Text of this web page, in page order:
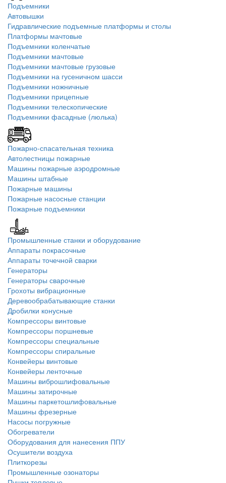
Подъемники
Автовышки
Гидравлические подъемные платформы и столы
Платформы мачтовые
Подъемники коленчатые
Подъемники мачтовые
Подъемники мачтовые грузовые
Подъемники на гусеничном шасси
Подъемники ножничные
Подъемники прицепные
Подъемники телескопические
Подъемники фасадные (люлька)
Пожарно-спасательная техника
Автолестницы пожарные
Машины пожарные аэродромные
Машины штабные
Пожарные машины
Пожарные насосные станции
Пожарные подъемники
Промышленные станки и оборудование
Аппараты покрасочные
Аппараты точечной сварки
Генераторы
Генераторы сварочные
Грохоты вибрационные
Деревообрабатывающие станки
Дробилки конусные
Компрессоры винтовые
Компрессоры поршневые
Компрессоры специальные
Компрессоры спиральные
Конвейеры винтовые
Конвейеры ленточные
Машины виброшлифовальные
Машины затирочные
Машины паркетошлифовальные
Машины фрезерные
Насосы погружные
Обогреватели
Оборудования для нанесения ППУ
Осушители воздуха
Плиткорезы
Промышленные озонаторы